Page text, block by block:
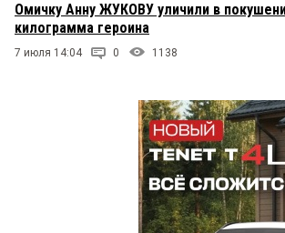
Омичку Анну ЖУКОВУ уличили в
килограмма героина
7 июля 14:04 0 1138